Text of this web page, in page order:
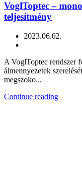
VoglToptec –
teljesítmény
2023.06.02.
A VoglToptec rendszer
álmennyezetek
megszoko...
Continue reading